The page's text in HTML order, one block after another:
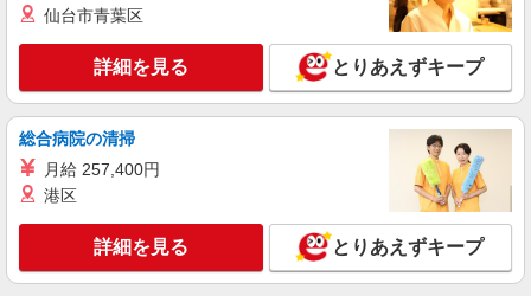
仙台市青葉区
詳細を見る とりあえずキープ
総合病院の清掃
月給 257,400円
港区
詳細を見る とりあえずキープ